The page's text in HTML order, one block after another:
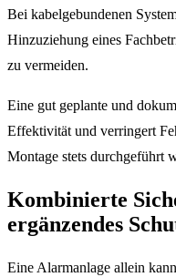
Bei kabelgebundenen
Hinzuziehung eines
zu vermeiden.
Eine gut geplante und
Effektivität und verringert
Montage stets durchgeführt
Kombinierte
ergänzendes
Eine Alarmanlage allein